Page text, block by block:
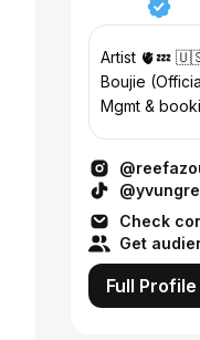
Artist 🫀💤 🇺🇸 🇵🇦 🇵🇹 “Pretty &
Boujie
Mgmt &
Check
Get
Full